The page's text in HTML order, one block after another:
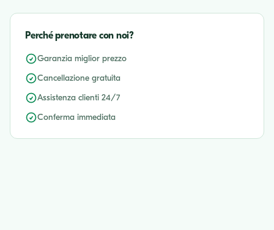
Perché prenotare con noi?
Garanzia miglior prezzo
Cancellazione gratuita
Assistenza clienti 24/7
Conferma immediata